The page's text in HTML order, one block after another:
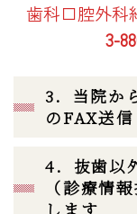
歯科口腔外科
3-
3．当院か
のFAX送
4．抜歯以
（診療情
します